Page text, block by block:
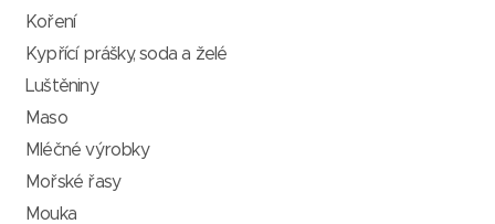
Koření
Kypřící prášky, soda a želé
Luštěniny
Maso
Mléčné výrobky
Mořské řasy
Mouka